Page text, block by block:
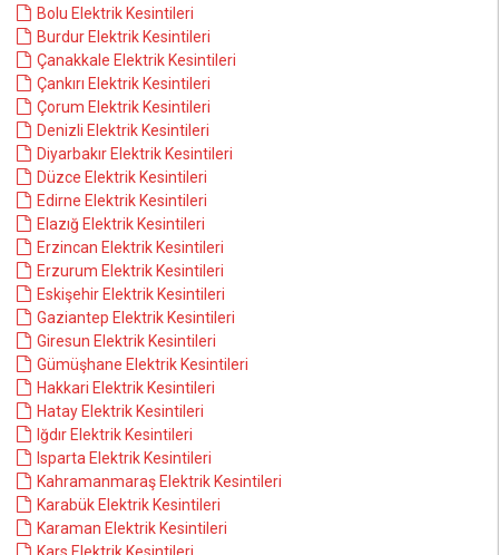
Bolu Elektrik Kesintileri
Burdur Elektrik Kesintileri
Çanakkale Elektrik Kesintileri
Çankırı Elektrik Kesintileri
Çorum Elektrik Kesintileri
Denizli Elektrik Kesintileri
Diyarbakır Elektrik Kesintileri
Düzce Elektrik Kesintileri
Edirne Elektrik Kesintileri
Elazığ Elektrik Kesintileri
Erzincan Elektrik Kesintileri
Erzurum Elektrik Kesintileri
Eskişehir Elektrik Kesintileri
Gaziantep Elektrik Kesintileri
Giresun Elektrik Kesintileri
Gümüşhane Elektrik Kesintileri
Hakkari Elektrik Kesintileri
Hatay Elektrik Kesintileri
Iğdır Elektrik Kesintileri
Isparta Elektrik Kesintileri
Kahramanmaraş Elektrik Kesintileri
Karabük Elektrik Kesintileri
Karaman Elektrik Kesintileri